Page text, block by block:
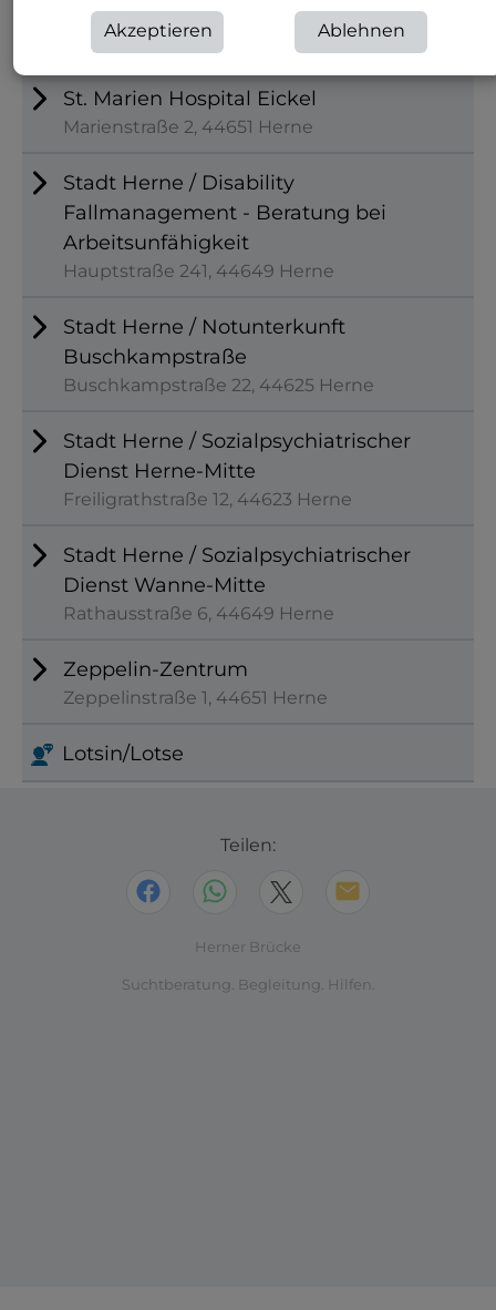
Akzeptieren Ablehnen
Dienste in Herne e.V.
Wilhelm-Busch-Straße 9, 44627 Herne
St. Marien Hospital Eickel
Marienstraße 2, 44651 Herne
Stadt Herne / Disability
Fallmanagement - Beratung bei
Arbeitsunfähigkeit
Hauptstraße 241, 44649 Herne
Stadt Herne / Notunterkunft
Buschkampstraße
Buschkampstraße 22, 44625 Herne
Stadt Herne / Sozialpsychiatrischer
Dienst Herne-Mitte
Freiligrathstraße 12, 44623 Herne
Stadt Herne / Sozialpsychiatrischer
Dienst Wanne-Mitte
Rathausstraße 6, 44649 Herne
Zeppelin-Zentrum
Zeppelinstraße 1, 44651 Herne
Lotsin/Lotse
Teilen:
Herner Brücke
Suchtberatung. Begleitung. Hilfen.